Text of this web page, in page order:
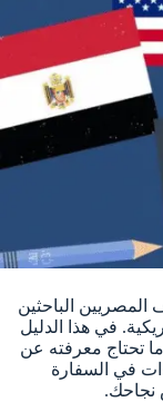
تمثل حلماً لآلاف المصريين الباحثين
في هذا الدليل
تحتاج معرفته عن
في السفارة
نجاحك.